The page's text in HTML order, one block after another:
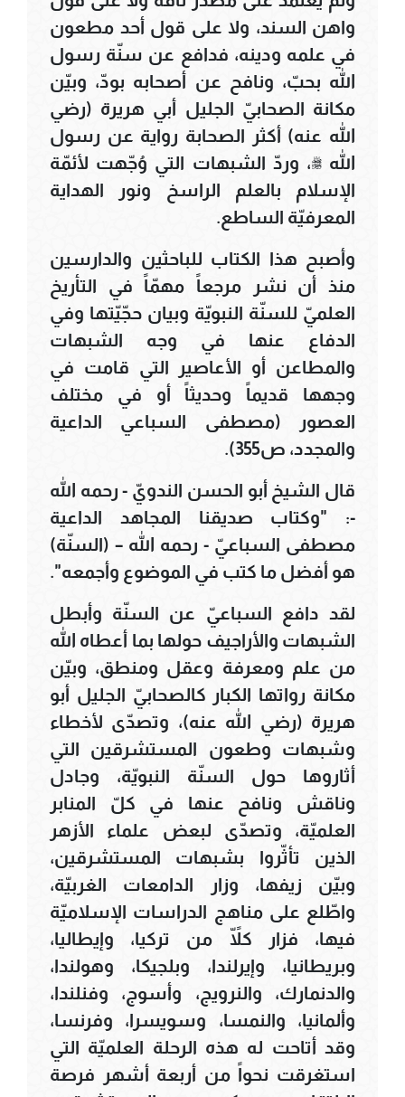
واهن السند، ولا على قول أحد مطعون
في علمه ودينه، فدافع عن سنّة رسول
الله بحبّ، ونافح عن أصحابه بودّ، وبيّن
مكانة الصحابيّ الجليل أبي هريرة (رضي
الله عنه) أكثر الصحابة رواية عن رسول
الله ﷺ، وردّ الشبهات التي وُجّهت لأئمّة
الإسلام بالعلم الراسخ ونور الهداية
المعرفيّة الساطع.
وأصبح هذا الكتاب للباحثين والدارسين
منذ أن نشر مرجعاً مهمّاً في التأريخ
العلميّ للسنّة النبويّة وبيان حجّيّتها وفي
الدفاع عنها في وجه الشبهات
والمطاعن أو الأعاصير التي قامت في
وجهها قديماً وحديثاً أو في مختلف
العصور (مصطفى السباعي الداعية
والمجدد، ص355).
قال الشيخ أبو الحسن الندويّ - رحمه الله
-: "وكتاب صديقنا المجاهد الداعية
مصطفى السباعيّ - رحمه الله – (السنّة)
هو أفضل ما كتب في الموضوع وأجمعه".
لقد دافع السباعيّ عن السنّة وأبطل
الشبهات والأراجيف حولها بما أعطاه الله
من علم ومعرفة وعقل ومنطق، وبيّن
مكانة رواتها الكبار كالصحابيّ الجليل أبو
هريرة (رضي الله عنه)، وتصدّى لأخطاء
وشبهات وطعون المستشرقين التي
أثاروها حول السنّة النبويّة، وجادل
وناقش ونافح عنها في كلّ المنابر
العلميّة، وتصدّى لبعض علماء الأزهر
الذين تأثّروا بشبهات المستشرقين،
وبيّن زيفها، وزار الدامعات الغربيّة،
واطّلع على مناهج الدراسات الإسلاميّة
فيها، فزار كلّاً من تركيا، وإيطاليا،
وبريطانيا، وإيرلندا، وبلجيكا، وهولندا،
والدنمارك، والنرويج، وأسوج، وفنلندا،
وألمانيا، والنمسا، وسويسرا، وفرنسا،
وقد أتاحت له هذه الرحلة العلميّة التي
استغرقت نحواً من أربعة أشهر فرصة